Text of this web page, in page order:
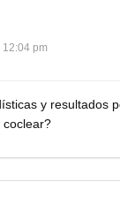
pm
y resultados
coclear?